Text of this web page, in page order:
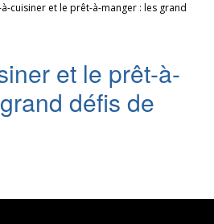
cuisiner et le prêt-à-manger : les grand
et le prêt-à-
défis de